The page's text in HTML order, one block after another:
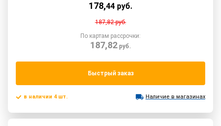
178,44 руб.
187,82руб.
По картам рассрочки:
187,82руб.
Быстрый заказ
в наличии 4 шт. Наличие в магазинах